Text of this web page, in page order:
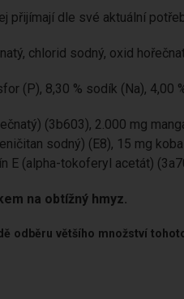
přijímají dle své aktuální
chlorid sodný, oxid
(P), 8,30 % sodík (Na),
(3b603), 2.000 mg
sodný) (E8), 15 mg
E (alpha-tokoferyl acetát)
na obtížný hmyz.
odběru většího množství